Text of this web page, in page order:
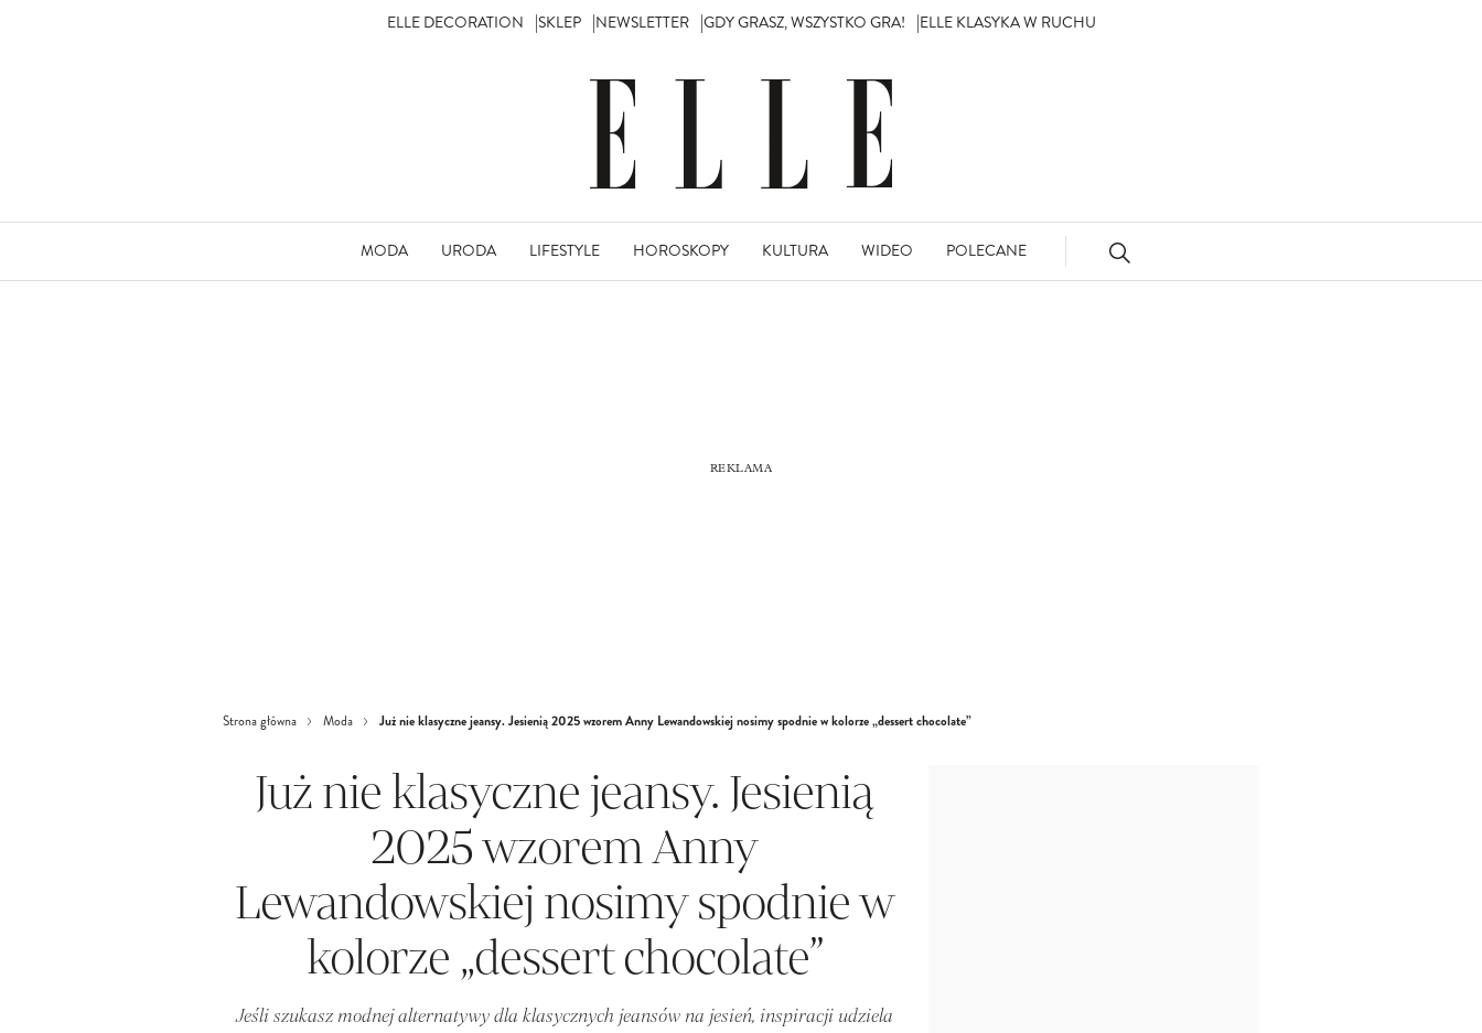
ELLE DECORATION SKLEP NEWSLETTER GDY GRASZ, WSZYSTKO GRA! ELLE KLASYKA W RUCHU
MODA URODA LIFESTYLE HOROSKOPY KULTURA WIDEO POLECANE
Strona główna Moda Już nie klasyczne jeansy. Jesienią 2025 wzorem Anny Lewandowskiej nosimy spodnie w kolorze „dessert chocolate”
Już nie klasyczne jeansy. Jesienią
2025 wzorem Anny
Lewandowskiej nosimy spodnie w
kolorze „dessert chocolate”
Jeśli szukasz modnej alternatywy dla klasycznych jeansów na jesień, inspiracji udziela